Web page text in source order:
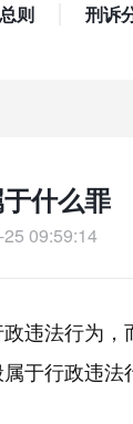
则 刑诉
什么罪
09:59:14
违法行为
于行政违法